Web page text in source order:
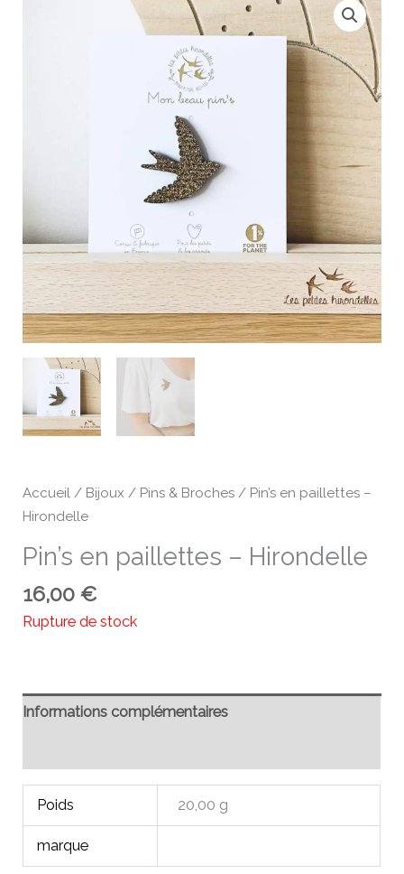
Accueil / Bijoux / Pins & Broches / Pin’s en paillettes –
Hirondelle
Pin’s en paillettes – Hirondelle
16,00€
Rupture de stock
Informations complémentaires
Poids 20,00 g
marque